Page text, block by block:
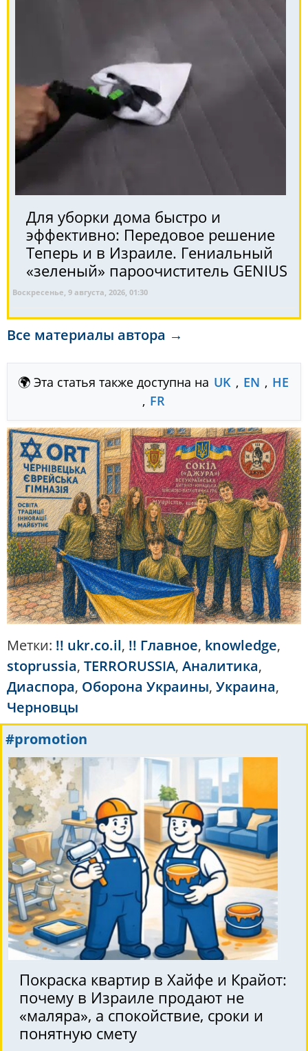
Для уборки дома быстро и
эффективно: Передовое решение
Теперь и в Израиле. Гениальный
«зеленый» пароочиститель GENIUS
Воскресенье, 9 августа, 2026, 01:30
Все материалы автора →
🌍 Эта статья также доступна на UK , EN , HE
, FR
Метки: !! ukr.co.il, !! Главное, knowledge,
stoprussia, TERRORUSSIA, Аналитика,
Диаспора, Оборона Украины, Украина,
Черновцы
#promotion
Покраска квартир в Хайфе и Крайот:
почему в Израиле продают не
«маляра», а спокойствие, сроки и
понятную смету